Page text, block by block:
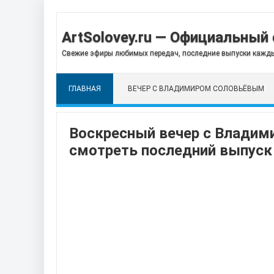
ArtSolovey.ru — Официальный
Свежие эфиры любимых передач, последние выпуски
ГЛАВНАЯ ВЕЧЕР С ВЛАДИМИРОМ СОЛОВЬЁВЫМ
Воскресный вечер с
смотреть последний